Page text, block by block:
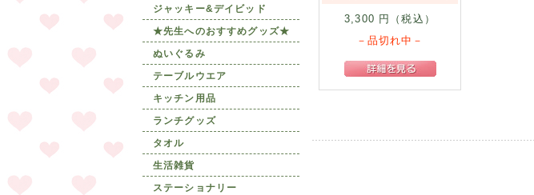
ジャッキー&デイビッド
★先生へのおすすめグッズ★
ぬいぐるみ
テーブルウエア
キッチン用品
ランチグッズ
タオル
生活雑貨
ステーショナリー
3,300 円（税込）
－品切れ中－